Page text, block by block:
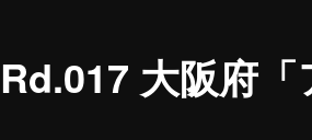
Rd.017 大阪府「